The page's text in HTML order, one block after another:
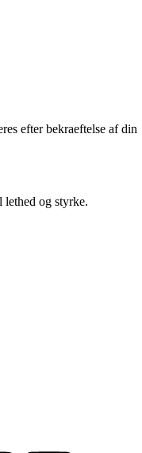
efter bekraeftelse af din
lethed og styrke.